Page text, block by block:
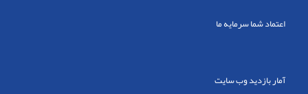
اعتماد شما سرمایه ما
آمار بازدید وب سایت